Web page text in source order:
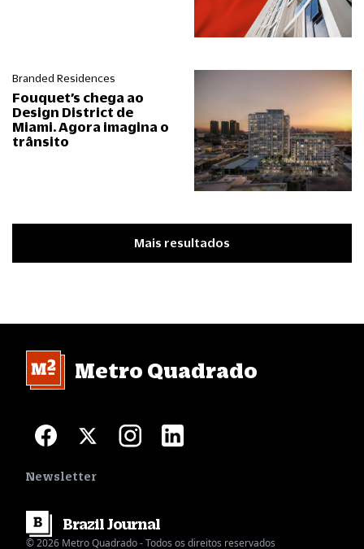
Branded Residences
Fouquet’s chega ao
Design District de
Miami. Agora imagina o
trânsito
Mais resultados
Metro Quadrado
Newsletter
© 2026 Metro Quadrado - Todos os direitos reservados
BrazilJournal